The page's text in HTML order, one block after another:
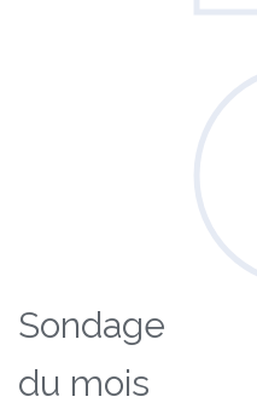
Sondage
du mois